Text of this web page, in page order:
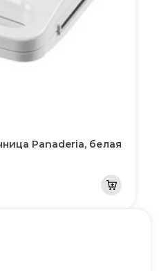
Panaderia, белая